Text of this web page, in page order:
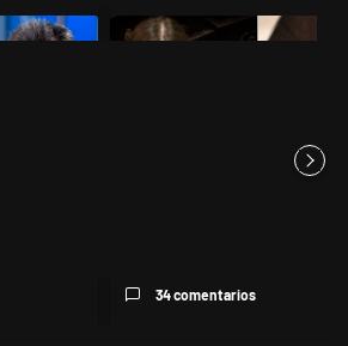
con el título "Los gobernadores marcan
Un artículo de tendencia con
34 comentarios